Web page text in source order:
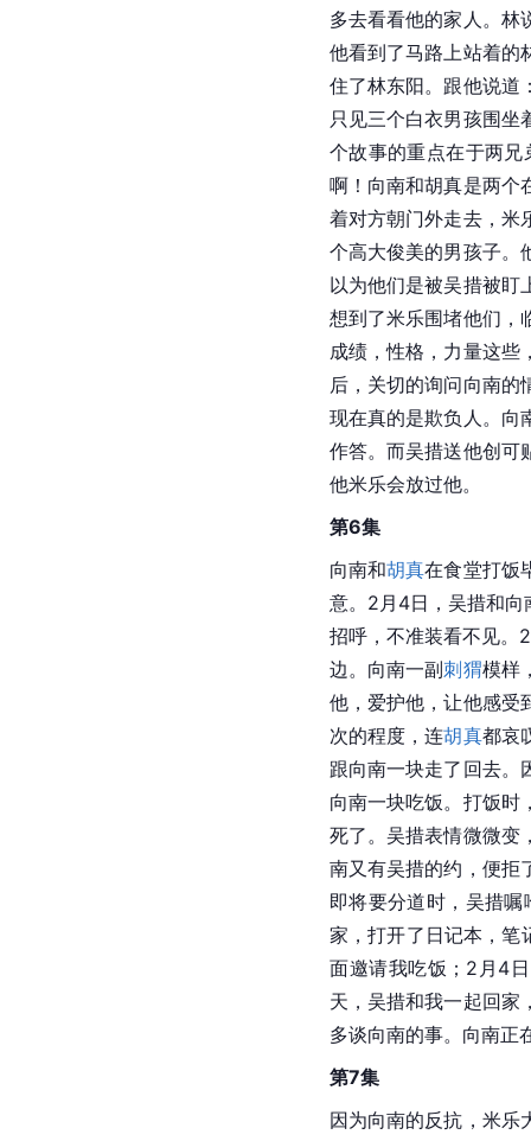
多去看看他的家人。林
他看到了马路上站着的
住了林东阳。跟他说道
只见三个白衣男孩围坐
个故事的重点在于两
啊！向南和胡真是两个
着对方朝门外走去，米
个高大俊美的男孩子。
以为他们是被吴措被盯
想到了米乐围堵他们，
成绩，性格，力量这些
后，关切的询问向南的
现在真的是欺负人。向
作答。而吴措送他创可
他米乐会放过他。
第6集
向南和胡真在食堂打饭
意。2月4日，吴措和向
招呼，不准装看不见。
边。向南一副刺猬模样
他，爱护他，让他感受
次的程度，连胡真都哀
跟向南一块走了回去。
向南一块吃饭。打饭时
死了。吴措表情微微变
南又有吴措的约，便拒
即将要分道时，吴措
家，打开了日记本，笔
面邀请我吃饭；2月4
天，吴措和我一起回家
多谈向南的事。向南正
第7集
因为向南的反抗，米乐